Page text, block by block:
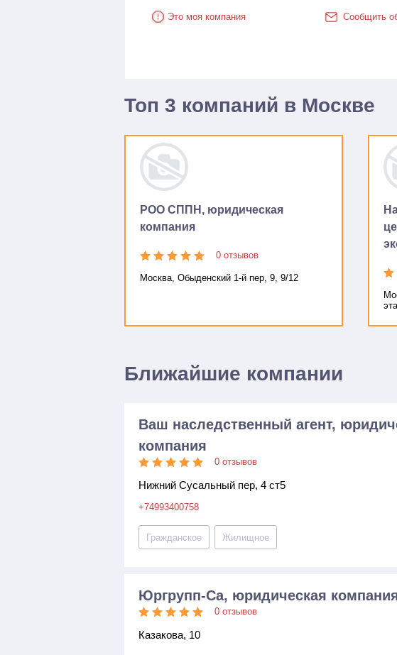
Это моя компания Сообщить
Топ 3 компаний в Москве
РОО СППН, юридическая
компания
0 отзывов
Москва, Обыденский 1-й пер, 9, 9/12
Ближайшие компании
Ваш наследственный агент,
компания
0 отзывов
Нижний Сусальный пер, 4 ст5
+74993400758
Гражданское Жилищное
Юргрупп-Са, юридическая
0 отзывов
Казакова, 10